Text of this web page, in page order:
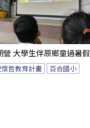
營 大學生伴原鄉童過暑假
懷哲教育計畫 百合國小